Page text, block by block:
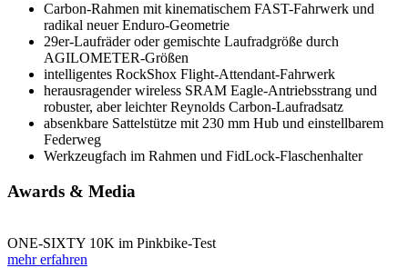
Carbon-Rahmen mit kinematischem FAST-Fahrwerk und
radikal neuer Enduro-Geometrie
29er-Laufräder oder gemischte Laufradgröße durch
AGILOMETER-Größen
intelligentes RockShox Flight-Attendant-Fahrwerk
herausragender wireless SRAM Eagle-Antriebsstrang und
robuster, aber leichter Reynolds Carbon-Laufradsatz
absenkbare Sattelstütze mit 230 mm Hub und einstellbarem
Federweg
Werkzeugfach im Rahmen und FidLock-Flaschenhalter
Awards & Media
ONE-SIXTY 10K im Pinkbike-Test
mehr erfahren